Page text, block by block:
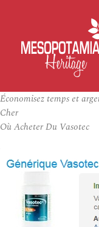
Économisez temps et
Cher
Où Acheter Du Vasotec